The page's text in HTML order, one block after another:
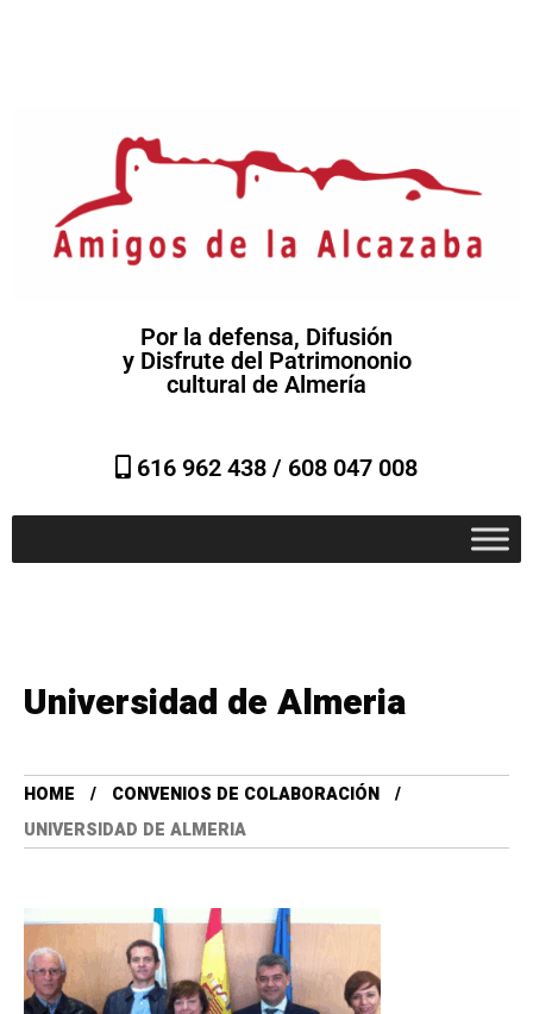
Por la defensa, Difusión
y Disfrute del Patrimononio
cultural de Almería
616 962 438 / 608 047 008
Universidad de Almeria
HOME
CONVENIOS DE COLABORACIÓN
UNIVERSIDAD DE ALMERIA